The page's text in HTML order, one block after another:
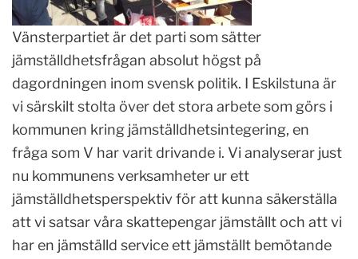
Vänsterpartiet är det parti som sätter
jämställdhetsfrågan absolut högst på
dagordningen inom svensk politik. I Eskilstuna är
vi särskilt stolta över det stora arbete som görs i
kommunen kring jämställdhetsintegering, en
fråga som V har varit drivande i. Vi analyserar just
nu kommunens verksamheter ur ett
jämställdhetsperspektiv för att kunna säkerställa
att vi satsar våra skattepengar jämställt och att vi
har en jämställd service ett jämställt bemötande